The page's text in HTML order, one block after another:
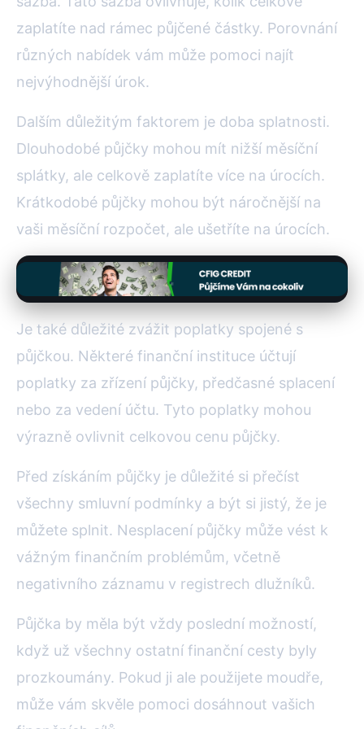
zaplatíte nad rámec půjčené částky. Porovnání
různých nabídek vám může pomoci najít
nejvýhodnější úrok.
Dalším důležitým faktorem je doba splatnosti.
Dlouhodobé půjčky mohou mít nižší měsíční
splátky, ale celkově zaplatíte více na úrocích.
Krátkodobé půjčky mohou být náročnější na
vaši měsíční rozpočet, ale ušetříte na úrocích.
Je také důležité zvážit poplatky spojené s
půjčkou. Některé finanční instituce účtují
poplatky za zřízení půjčky, předčasné splacení
nebo za vedení účtu. Tyto poplatky mohou
výrazně ovlivnit celkovou cenu půjčky.
Před získáním půjčky je důležité si přečíst
všechny smluvní podmínky a být si jistý, že je
můžete splnit. Nesplacení půjčky může vést k
vážným finančním problémům, včetně
negativního záznamu v registrech dlužníků.
Půjčka by měla být vždy poslední možností,
když už všechny ostatní finanční cesty byly
prozkoumány. Pokud ji ale použijete moudře,
může vám skvěle pomoci dosáhnout vašich